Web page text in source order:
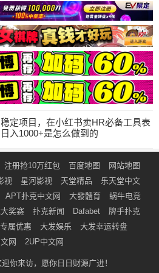
定项目，在小红书卖HR必备工具表
入1000+是怎么做到的
注册抢10万红包 百度地图
网站地图
视 星河影视 天堂精品
乐天堂中文
APT扑克中文网 大發體育
蜗牛电竞
奖赛 扑克新闻 Dafabet
牌手扑克
属优惠 大发娱乐
大发幸运转盘
网
2UP中文网
迎你来访，愿你日日财源广进！